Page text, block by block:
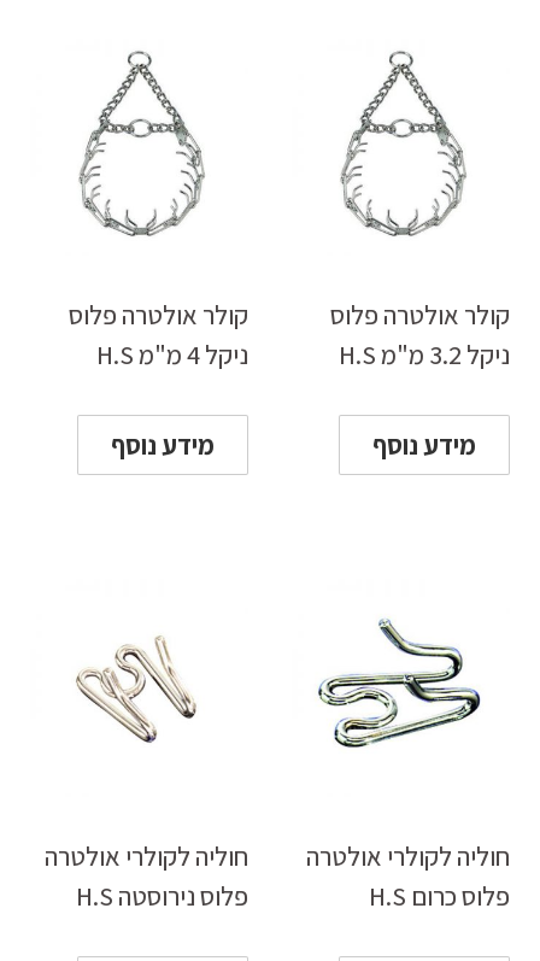
קולר אולטרה פלוס
ניקל 3.2 מ"מ H.S
מידע נוסף
קולר אולטרה פלוס
ניקל 4 מ"מ H.S
מידע נוסף
חוליה לקולרי אולטרה
פלוס כרום H.S
חוליה לקולרי אולטרה
פלוס נירוסטה H.S